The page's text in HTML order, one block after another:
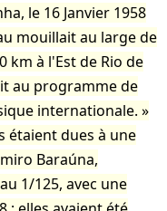
le 16 Janvier 1958
mouillait au large de
km à l'Est de Rio de
au programme de
internationale.
étaient dues à une
Baraúna,
1/125, avec une